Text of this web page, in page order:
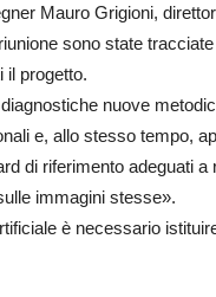
Mauro Grigioni,
sono state
il progetto.
nuove
e, allo stesso tempo,
di riferimento adeguati a
immagini stesse».
è necessario